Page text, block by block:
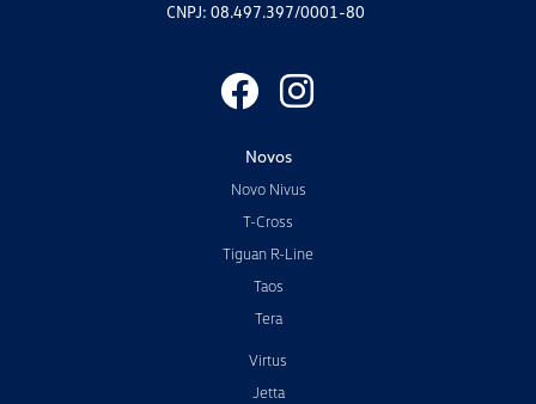
CNPJ: 08.497.397/0001-80
Novos
Novo Nivus
T-Cross
Tiguan R-Line
Taos
Tera
Virtus
Jetta